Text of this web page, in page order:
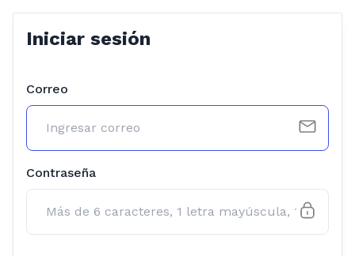
Iniciar sesión
Correo
Contraseña